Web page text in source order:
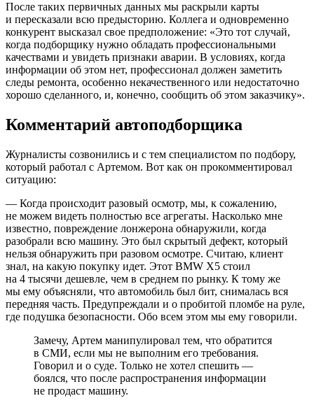
После таких первичных данных мы раскрыли карты
и пересказали всю предысторию. Коллега и одновременно
конкурент высказал свое предположение: «Это тот случай,
когда подборщику нужно обладать профессиональными
качествами и увидеть признаки аварии. В условиях, когда
информации об этом нет, профессионал должен заметить
следы ремонта, особенно некачественного или недостаточно
хорошо сделанного, и, конечно, сообщить об этом заказчику».
Комментарий автоподборщика
Журналисты созвонились и с тем специалистом по подбору,
который работал с Артемом. Вот как он прокомментировал
ситуацию:
— Когда происходит разовый осмотр, мы, к сожалению,
не можем видеть полностью все агрегаты. Насколько мне
известно, повреждение лонжерона обнаружили, когда
разобрали всю машину. Это был скрытый дефект, который
нельзя обнаружить при разовом осмотре. Считаю, клиент
знал, на какую покупку идет. Этот BMW Х5 стоил
на 4 тысячи дешевле, чем в среднем по рынку. К тому же
мы ему объясняли, что автомобиль был бит, снималась вся
передняя часть. Предупреждали и о пробитой пломбе на руле,
где подушка безопасности. Обо всем этом мы ему говорили.
Замечу, Артем манипулировал тем, что обратится
в СМИ, если мы не выполним его требования.
Говорил и о суде. Только не хотел спешить —
боялся, что после распространения информации
не продаст машину.